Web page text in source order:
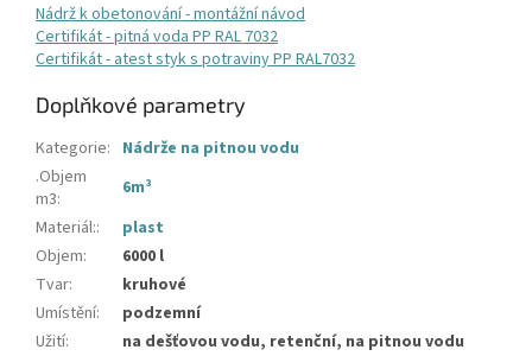
Nádrž k obetonování - montážní návod
Certifikát - pitná voda PP RAL 7032
Certifikát - atest styk s potraviny PP RAL7032
Doplňkové parametry
Kategorie: Nádrže na pitnou vodu
.Objem
m3:
6m³
Materiál::
plast
Objem:
6000 l
Tvar:
kruhové
Umístění:
podzemní
Užití:
na dešťovou vodu, retenční, na pitnou vodu